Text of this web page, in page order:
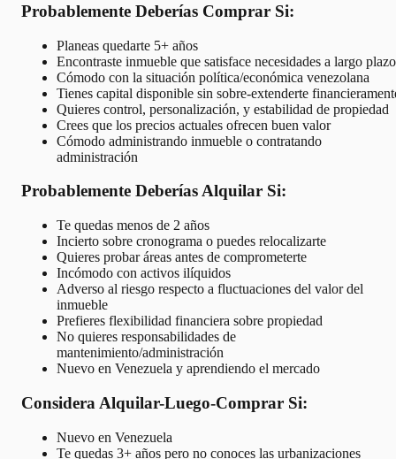
Probablemente Deberías Comprar Si:
Planeas quedarte 5+ años
Encontraste inmueble que satisface necesidades a largo plazo
Cómodo con la situación política/económica venezolana
Tienes capital disponible sin sobre-extenderte
Quieres control, personalización, y estabilidad de propiedad
Crees que los precios actuales ofrecen buen valor
Cómodo administrando inmueble o contratando
administración
Probablemente Deberías Alquilar Si:
Te quedas menos de 2 años
Incierto sobre cronograma o puedes relocalizarte
Quieres probar áreas antes de comprometerte
Incómodo con activos ilíquidos
Adverso al riesgo respecto a fluctuaciones del valor del
inmueble
Prefieres flexibilidad financiera sobre propiedad
No quieres responsabilidades de
mantenimiento/administración
Nuevo en Venezuela y aprendiendo el mercado
Considera Alquilar-Luego-Comprar Si:
Nuevo en Venezuela
Te quedas 3+ años pero no conoces las urbanizaciones